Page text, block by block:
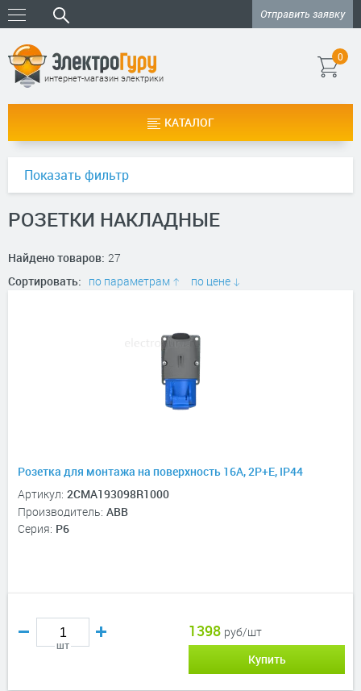
Отправить заявку
интернет-магазин электрики
0
КАТАЛОГ
Показать фильтр
РОЗЕТКИ НАКЛАДНЫЕ
Найдено товаров: 27
Сортировать: по параметрам по цене
Розетка для монтажа на поверхность 16A, 2P+E, IP44
Артикул: 2CMA193098R1000
Производитель: ABB
Серия: P6
шт
1398 руб/шт
Купить